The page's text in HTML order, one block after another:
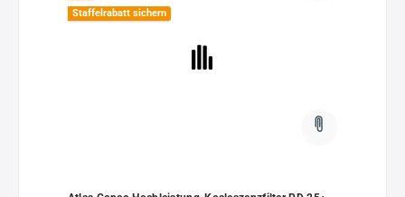
Staffelrabatt sichern